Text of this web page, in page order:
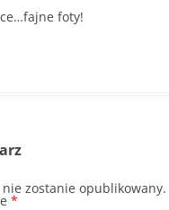
foty!
zostanie opublikowany.
*